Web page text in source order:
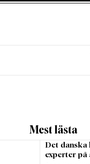
Mest lästa
Det danska
experter på